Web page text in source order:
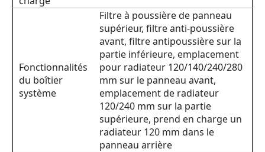
Fonctionnalités
du boîtier
système
Filtre à poussière de panneau
supérieur, filtre anti-poussière
avant, filtre antipoussière sur la
partie inférieure, emplacement
pour radiateur 120/140/240/280
mm sur le panneau avant,
emplacement de radiateur
120/240 mm sur la partie
supérieure, prend en charge un
radiateur 120 mm dans le
panneau arrière